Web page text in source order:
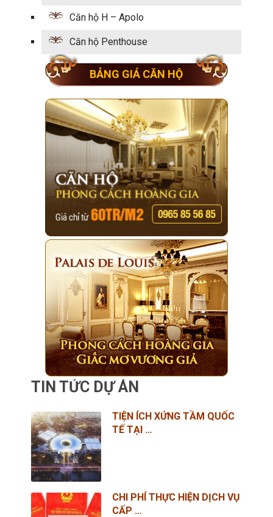
Căn hộ H – Apolo
Căn hộ Penthouse
BẢNG GIÁ CĂN HỘ
TIN TỨC DỰ ÁN
TIỆN ÍCH XỨNG TẦM QUỐC
TẾ TẠI …
CHI PHÍ THỰC HIỆN DỊCH VỤ
CẤP …